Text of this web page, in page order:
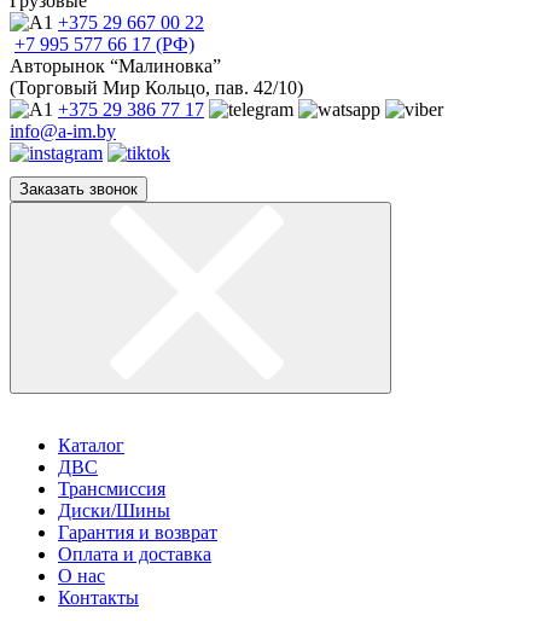
+375 29 667 00 22
+7 995 577 66 17 (РФ)
Авторынок “Малиновка”
(Торговый Мир Кольцо, пав. 42/10)
+375 29 386 77 17
info@a-im.by
Заказать звонок
Каталог
ДВС
Трансмиссия
Диски/Шины
Гарантия и возврат
Оплата и доставка
О нас
Контакты